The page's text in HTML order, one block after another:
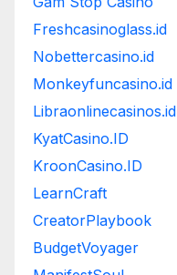
Freshcasinoglass.id
Nobettercasino.id
Monkeyfuncasino.id
Libraonlinecasinos.id
KyatCasino.ID
KroonCasino.ID
LearnCraft
CreatorPlaybook
BudgetVoyager